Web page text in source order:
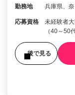
勤務地 兵庫県、
応募資格
未経験者
（40～
後で見る